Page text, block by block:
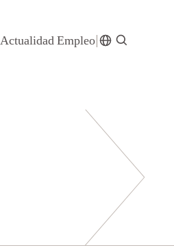
Actualidad Empleo